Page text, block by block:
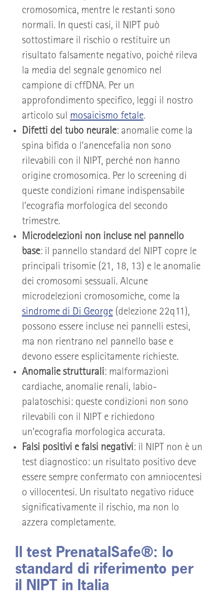
cromosomica, mentre le restanti sono
normali. In questi casi, il NIPT può
sottostimare il rischio o restituire un
risultato falsamente negativo, poiché rileva
la media del segnale genomico nel
campione di cffDNA. Per un
approfondimento specifico, leggi il nostro
articolo sul mosaicismo fetale.
Difetti del tubo neurale: anomalie come la
spina bifida o l’anencefalia non sono
rilevabili con il NIPT, perché non hanno
origine cromosomica. Per lo screening di
queste condizioni rimane indispensabile
l’ecografia morfologica del secondo
trimestre.
Microdelezioni non incluse nel pannello
base: il pannello standard del NIPT copre le
principali trisomie (21, 18, 13) e le anomalie
dei cromosomi sessuali. Alcune
microdelezioni cromosomiche, come la
sindrome di Di George(delezione 22q11),
possono essere incluse nei pannelli estesi,
ma non rientrano nel pannello base e
devono essere esplicitamente richieste.
Anomalie strutturali: malformazioni
cardiache, anomalie renali, labio-
palatoschisi: queste condizioni non sono
rilevabili con il NIPT e richiedono
un’ecografia morfologica accurata.
Falsi positivi e falsi negativi: il NIPT non è un
test diagnostico: un risultato positivo deve
essere sempre confermato con amniocentesi
o villocentesi. Un risultato negativo riduce
significativamente il rischio, ma non lo
azzera completamente.
Il test PrenatalSafe®: lo
standard di riferimento per
il NIPT in Italia